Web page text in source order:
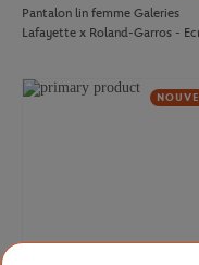
Pantalon lin femme Galeries
Lafayette x Roland-Garros -